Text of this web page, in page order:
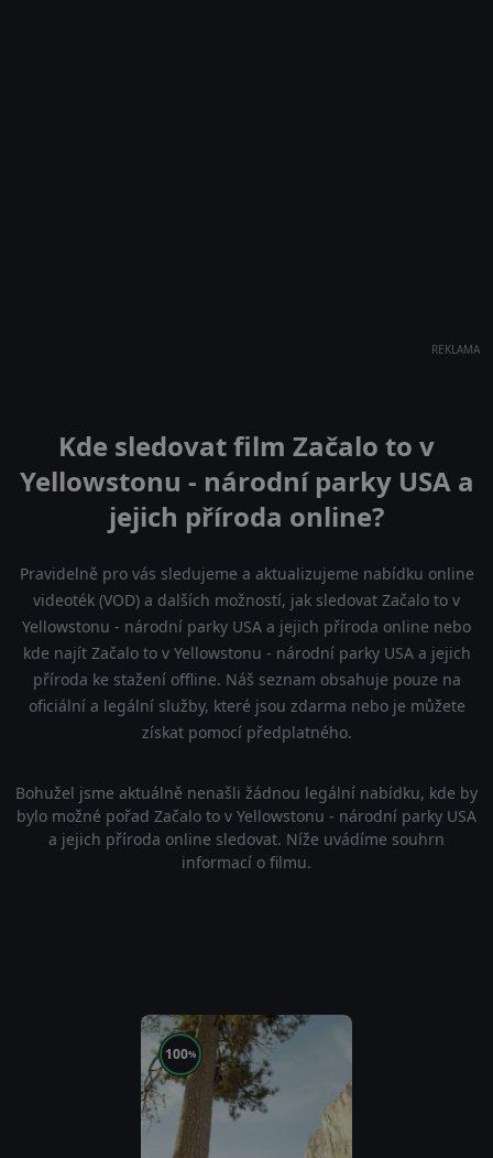
REKLAMA
Kde sledovat film Začalo to v
Yellowstonu - národní parky USA a
jejich příroda online?
Pravidelně pro vás sledujeme a aktualizujeme nabídku online
videoték (VOD) a dalších možností, jak sledovat Začalo to v
Yellowstonu - národní parky USA a jejich příroda online nebo
kde najít Začalo to v Yellowstonu - národní parky USA a jejich
příroda ke stažení offline. Náš seznam obsahuje pouze na
oficiální a legální služby, které jsou zdarma nebo je můžete
získat pomocí předplatného.
Bohužel jsme aktuálně nenašli žádnou legální nabídku, kde by
bylo možné pořad Začalo to v Yellowstonu - národní parky USA
a jejich příroda online sledovat. Níže uvádíme souhrn
informací o filmu.
100%